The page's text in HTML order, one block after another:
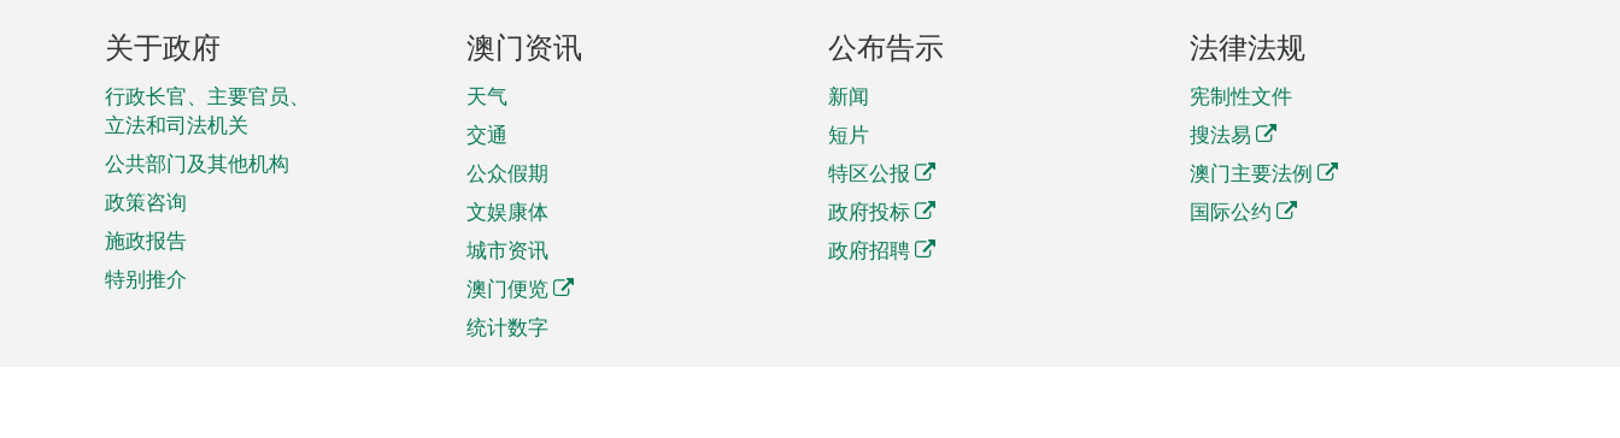
页
脚
菜
单
关于政府
行政长官、主要官员、
立法和司法机关
公共部门及其他机构
政策咨询
施政报告
特别推介
澳门资讯
天气
交通
公众假期
文娱康体
城市资讯
澳门便览
统计数字
公布告示
新闻
短片
特区公报
政府投标
政府招聘
法律法规
宪制性文件
搜法易
澳门主要法例
国际公约